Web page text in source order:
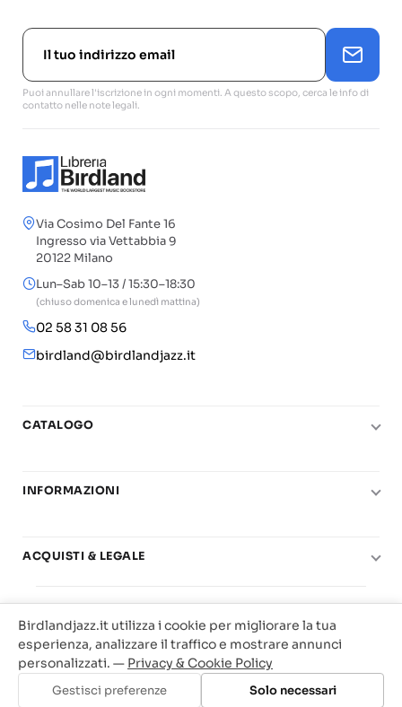
Aggiungi al carrello
Puoi annullare l'iscrizione in ogni momenti. A questo scopo, cerca le info di
contatto nelle note legali.
Via Cosimo Del Fante 16
Ingresso via Vettabbia 9
20122 Milano
Lun–Sab 10–13 / 15:30–18:30
(chiuso domenica e lunedì mattina)
02 58 31 08 56
birdland@birdlandjazz.it
CATALOGO
Chitarra
Basso e contrabbasso
Big Band
Offerte
INFORMAZIONI
Carta del Docente
ACQUISTI & LEGALE
Condizioni di utilizzo
Privacy & Cookie
Traccia il tuo ordine
Birdland Milano. P.Iva 12093700156
Web Agency Milano
Birdlandjazz.it utilizza i cookie per migliorare la tua
esperienza, analizzare il traffico e mostrare annunci
personalizzati. — Privacy & Cookie Policy
Gestisci preferenze Solo necessari